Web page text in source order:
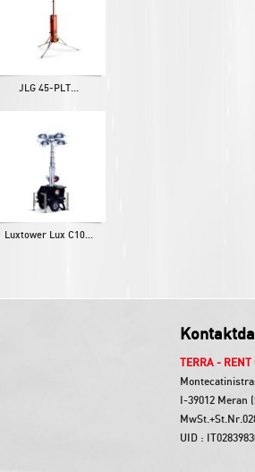
JLG 45-PLT...
Luxtower Lux C10...
TERRA - RENT
I-39012 Meran
UID :